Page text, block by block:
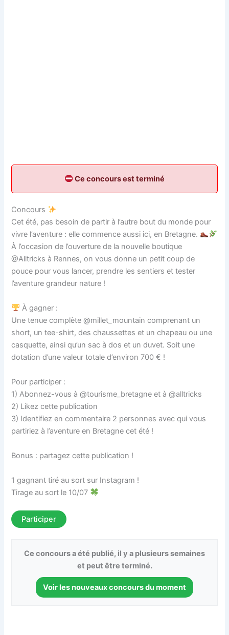
Ce concours est terminé
Concours
Cet été, pas besoin de partir à l’autre bout du monde pour
vivre l’aventure : elle commence aussi ici, en Bretagne.
À l’occasion de l’ouverture de la nouvelle boutique
@Alltricks à Rennes, on vous donne un petit coup de
pouce pour vous lancer, prendre les sentiers et tester
l’aventure grandeur nature !
À gagner :
Une tenue complète @millet_mountain comprenant un
short, un tee-shirt, des chaussettes et un chapeau ou une
casquette, ainsi qu’un sac à dos et un duvet. Soit une
dotation d’une valeur totale d’environ 700 € !
Pour participer :
1) Abonnez-vous à @tourisme_bretagne et à @alltricks
2) Likez cette publication
3) Identifiez en commentaire 2 personnes avec qui vous
partiriez à l’aventure en Bretagne cet été !
Bonus : partagez cette publication !
1 gagnant tiré au sort sur Instagram !
Tirage au sort le 10/07
Participer
Ce concours a été publié, il y a plusieurs semaines
et peut être terminé.
Voir les nouveaux concours du moment